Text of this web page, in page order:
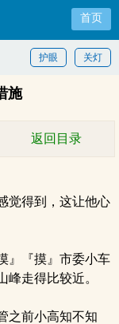
首页
关灯
护眼
施
返回目录
觉得到，这让他心
』『摸』市委小车
走得比较近。
之前小高知不知